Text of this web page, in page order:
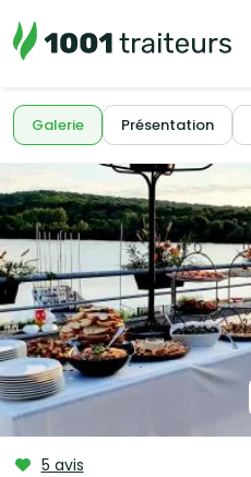
Galerie Présentation
5 avis